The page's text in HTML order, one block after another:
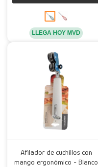
LLEGA HOY MVD
Afilador de cuchillos con
mango ergonómico - Blanco